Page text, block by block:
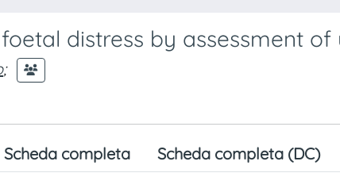
distress by assessment
;
Scheda completa Scheda completa (DC)